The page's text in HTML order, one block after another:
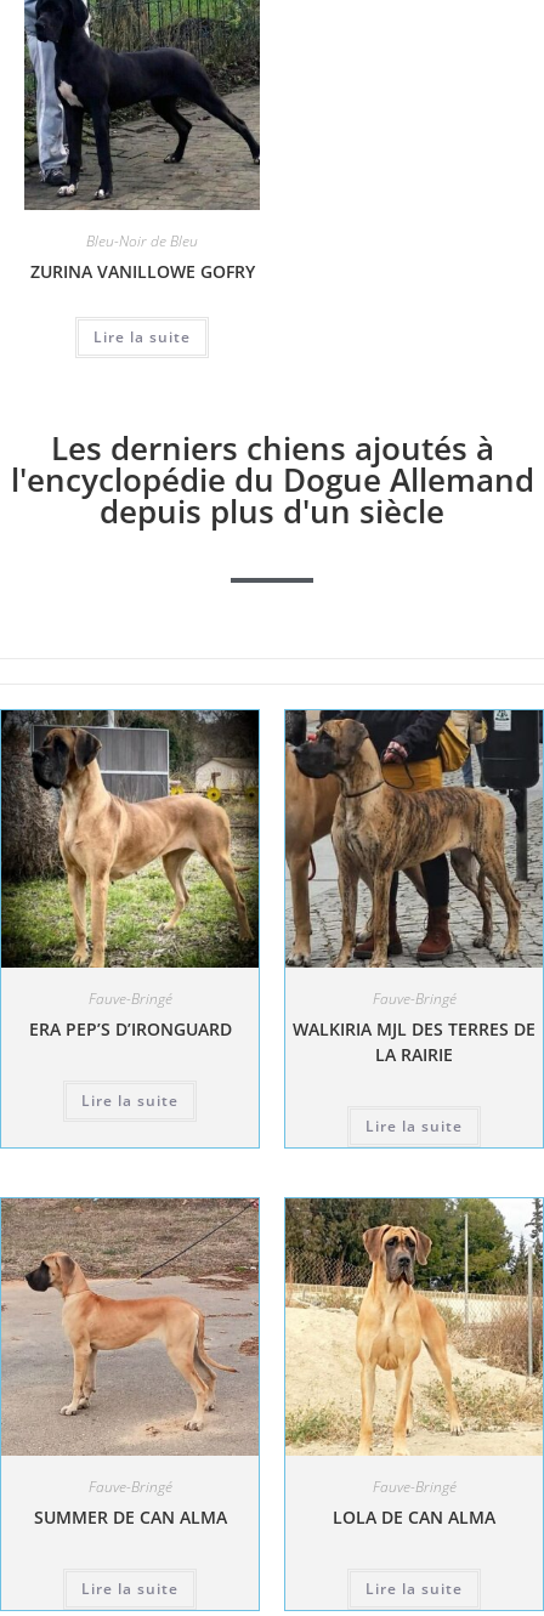
Bleu-Noir de Bleu
ZURINA VANILLOWE GOFRY
Lire la suite
Les derniers chiens ajoutés à
l'encyclopédie du Dogue Allemand
depuis plus d'un siècle
Fauve-Bringé
ERA PEP’S D’IRONGUARD
Lire la suite
Fauve-Bringé
WALKIRIA MJL DES TERRES DE
LA RAIRIE
Lire la suite
Fauve-Bringé
SUMMER DE CAN ALMA
Lire la suite
Fauve-Bringé
LOLA DE CAN ALMA
Lire la suite